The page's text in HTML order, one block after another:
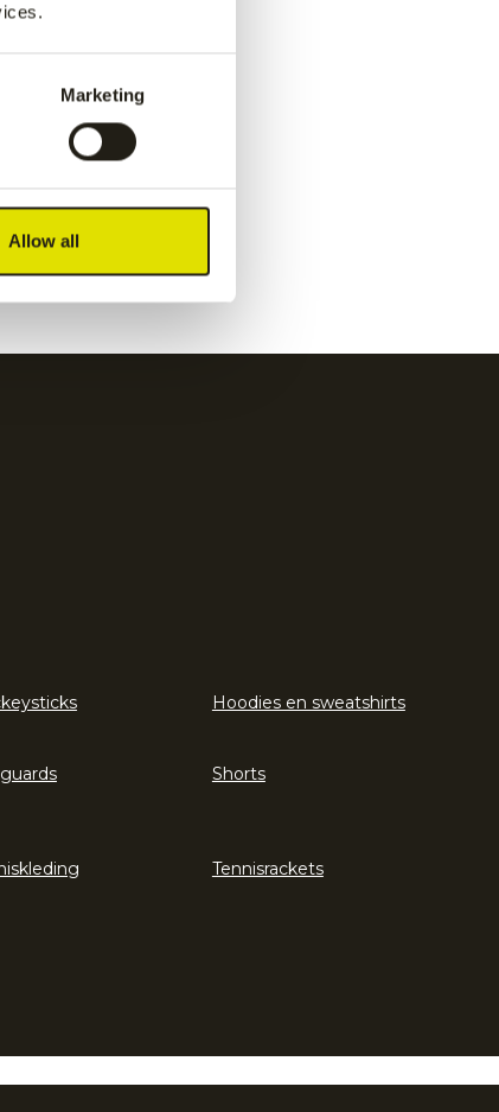
Marketing
Allow all
pant
€55.00
Kadiri women pant
Hoodies en sweatshirts
Shorts
Tennisrackets